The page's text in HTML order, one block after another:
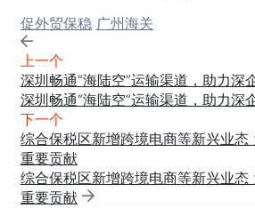
Tags:
促外贸保稳 广州海关
上一个
深圳畅通“海陆空”运输渠道，助力深
深圳畅通“海陆空”运输渠道，助力深
下一个
综合保税区新增跨境电商等新兴业态
重要贡献
综合保税区新增跨境电商等新兴业态
重要贡献